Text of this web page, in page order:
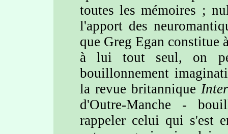
toutes les mémoires ;
l'apport des
que Greg Egan constitue
à lui tout seul, on
bouillonnement
la revue britannique
d'Outre-Manche -
rappeler celui qui s'est